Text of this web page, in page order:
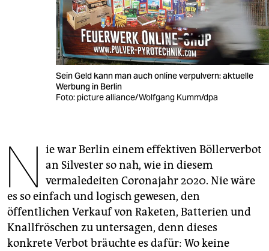
veranstaltungen
fragen & hilfe
unterstützen
genossenschaft
epaper login
Sein Geld kann man auch online verpulvern: aktuelle
Werbung in Berlin
Foto: picture alliance/Wolfgang Kumm/dpa
N ie war Berlin einem effektiven Böllerverbot
an Silvester so nah, wie in diesem
vermaledeiten Coronajahr 2020. Nie wäre
es so einfach und logisch gewesen, den
öffentlichen Verkauf von Raketen, Batterien und
Knallfröschen zu untersagen, denn dieses
konkrete Verbot bräuchte es dafür: Wo keine